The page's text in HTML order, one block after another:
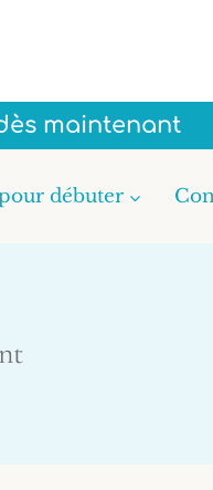
maintenant
débuter